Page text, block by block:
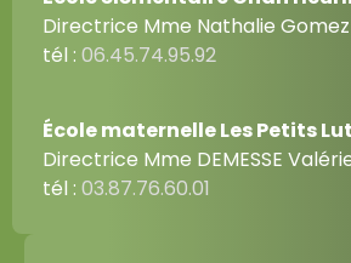
Directrice Mme Nathalie Gomez
tél : 06.45.74.95.92
École maternelle Les Petits
Directrice Mme DEMESSE
tél : 03.87.76.60.01